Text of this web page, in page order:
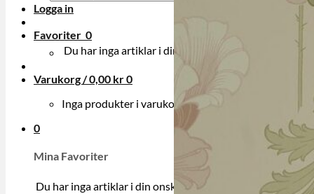
Logga in
Favoriter 0
Du har inga artiklar i din onskelista.
Varukorg /0,00 kr0
Inga produkter i varukorgen.
0
Mina Favoriter
Du har inga artiklar i din onskelista.